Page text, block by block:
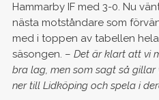
Hammarby IF med 3-0. Nu
nästa motståndare som
med i toppen av tabellen hela
säsongen. – Det är klart att vi
bra lag, men som sagt så gillar
ner till Lidköping och spela i